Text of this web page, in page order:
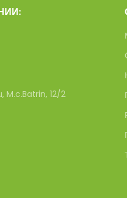
M.c.Batrin, 12/2